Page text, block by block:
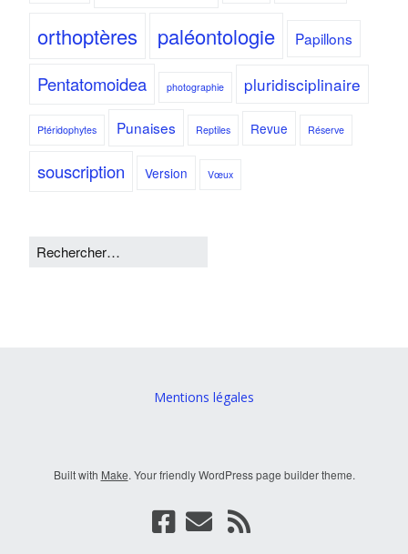
orthoptères paléontologie Papillons
Pentatomoidea photographie pluridisciplinaire
Ptéridophytes Punaises Reptiles Revue Réserve
souscription Version Vœux
Mentions légales
Built with Make. Your friendly WordPress page builder theme.